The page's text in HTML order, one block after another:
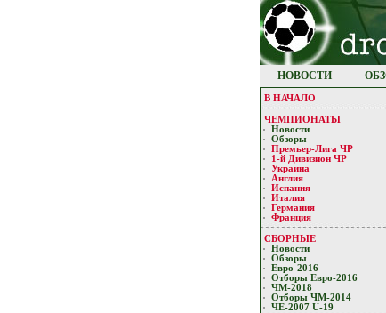
НОВОСТИ
В НАЧАЛО
ЧЕМПИОНАТЫ
Новости
Обзоры
Премьер-Лигa ЧР
1-й Дивизион ЧР
Украина
Англия
Испания
Италия
Германия
Франция
СБОРНЫЕ
Новости
Обзоры
Евро-2016
Отборы Евро-2016
ЧМ-2018
Отборы ЧМ-2014
ЧЕ-2007 U-19